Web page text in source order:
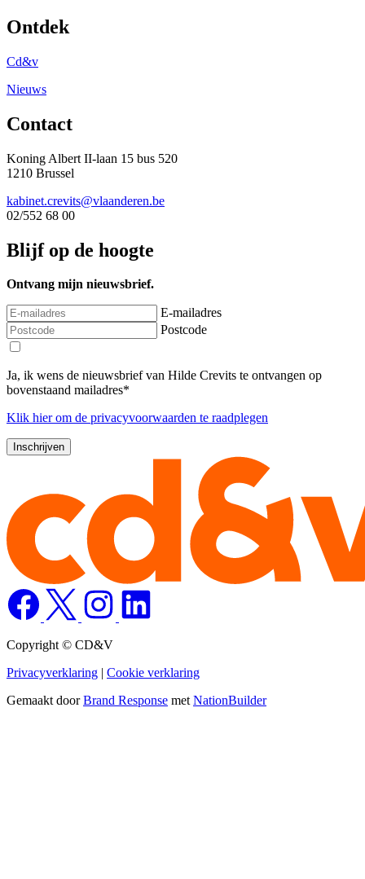
Ontdek
Cd&v
Nieuws
Contact
Koning Albert II-laan 15 bus 520
1210 Brussel
kabinet.crevits@vlaanderen.be
02/552 68 00
Blijf op de hoogte
Ontvang mijn nieuwsbrief.
E-mailadres
Postcode
Ja, ik wens de nieuwsbrief van Hilde Crevits te ontvangen op
bovenstaand mailadres*
Klik hierom de privacyvoorwaarden te raadplegen
Copyright © CD&V
Privacyverklaring | Cookie verklaring
Gemaakt doorBrand Response metNationBuilder